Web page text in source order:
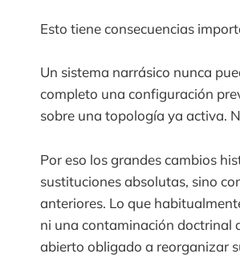
Esto tiene consecuencias
Un sistema narrásico nunca
completo una configuración
sobre una topología ya activa.
Por eso los grandes cambios
sustituciones absolutas, sino
anteriores. Lo que
ni una contaminación doctrinal
abierto obligado a reorganizar